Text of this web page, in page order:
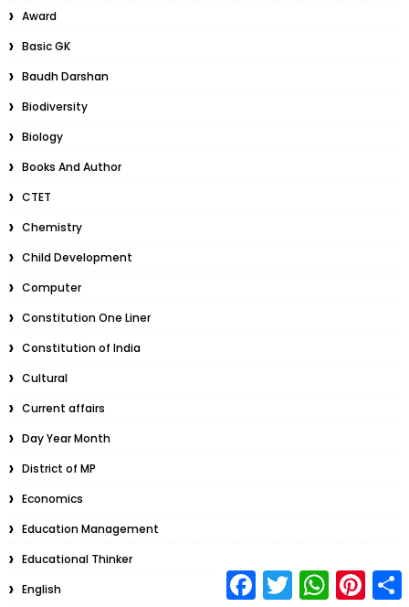
Award
Basic GK
Baudh Darshan
Biodiversity
Biology
Books And Author
CTET
Chemistry
Child Development
Computer
Constitution One Liner
Constitution of India
Cultural
Current affairs
Day Year Month
District of MP
Economics
Education Management
Educational Thinker
English
a
T
w
W
h